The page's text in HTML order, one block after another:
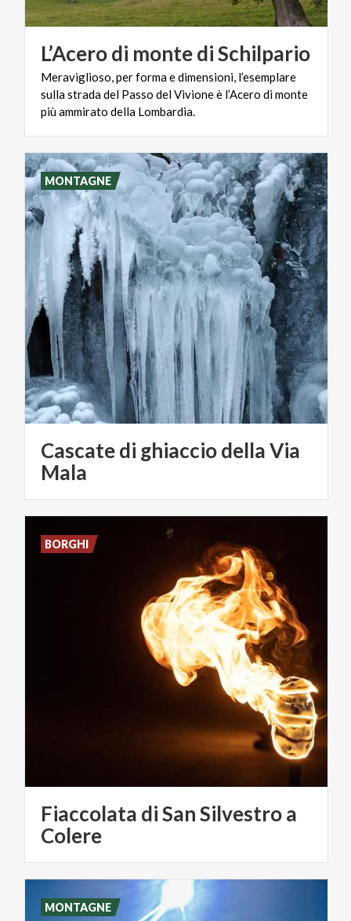
L’Acerodi montediSchilpario
Meraviglioso, per forma e dimensioni, l’esemplare
sulla strada del Passo del Vivione è l’Acero di monte
più ammirato della Lombardia.
Cascate di ghiaccio della Via
Mala
MONTAGNE
Fiaccolata di San Silvestro a
Colere
BORGHI
MONTAGNE